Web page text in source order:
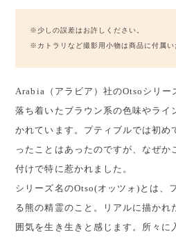
※少しの誤差はお許しください。
※カトラリなど撮影用小物は商品に付属い
Arabia（アラビア）社のOtsoシリー
落ち着いたブラウン系の色味やライ
かれています。プティブルでは初め
ったことはあったのですが、なぜか
付けで特に惹かれました。
シリーズ名のOtso(オッツォ)とは、
る熊の精霊のこと。リアルに描かれ
囲気を生き生きと感じます。所々に